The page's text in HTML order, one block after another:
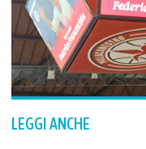
LEGGI ANCHE